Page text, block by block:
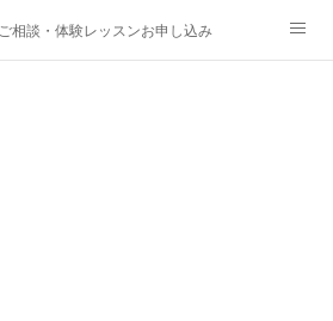
ご相談・体験レッスンお申し込み